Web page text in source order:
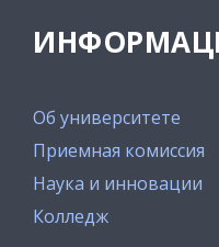
Об университете
Приемная комиссия
Наука и инновации
Колледж